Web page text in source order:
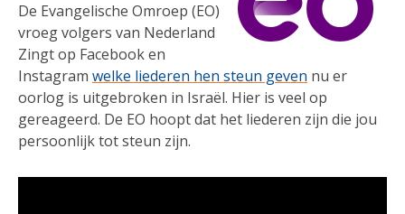
De Evangelische Omroep (EO)
vroeg volgers van Nederland
Zingt op Facebook en
Instagram welke liederen hen steun geven nu er
oorlog is uitgebroken in Israël. Hier is veel op
gereageerd. De EO hoopt dat het liederen zijn die jou
persoonlijk tot steun zijn.